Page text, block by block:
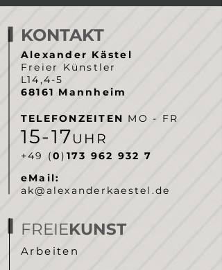
KONTAKT
Alexander Kästel
Freier Künstler
L14,4-5
68161 Mannheim
TELEFONZEITEN MO - FR
15-17UHR
‭+49 (0) 173 962 932 7‬
eMail:
ak@alexanderkaestel.de
FREIEKUNST
Arbeiten